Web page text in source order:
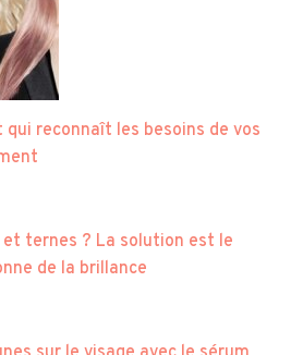
reconnaît les besoins de vos
ternes ? La solution est le
de la brillance